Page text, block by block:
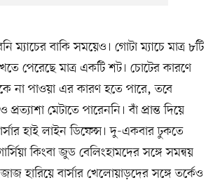
ম্যাচের বাকি সময়েও। গোটা ম্যাচে মাত্র ৮টি
পেরেছে মাত্র একটি শট। চোটের কারণে
না পাওয়া এর কারণ হতে পারে, তবে
মেটাতে পারেননি। বাঁ প্রান্ত দিয়ে
হাই লাইন ডিফেন্স। দু-একবার ঢুকতে
কিংবা জুড বেলিংহামদের সঙ্গে সমন্বয়
হারিয়ে বার্সার খেলোয়াড়দের সঙ্গে তর্কেও